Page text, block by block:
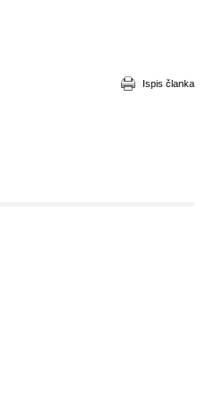
Ispis članka